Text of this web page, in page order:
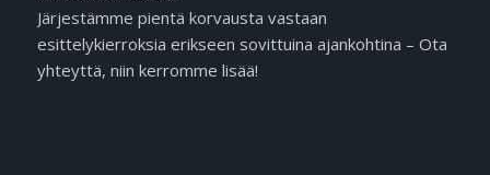
Järjestämme pientä korvausta vastaan
esittelykierroksia erikseen sovittuina ajankohtina – Ota
yhteyttä, niin kerromme lisää!